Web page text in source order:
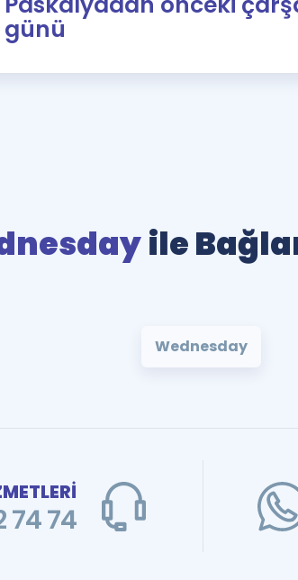
günü
ile
Wednesday
74